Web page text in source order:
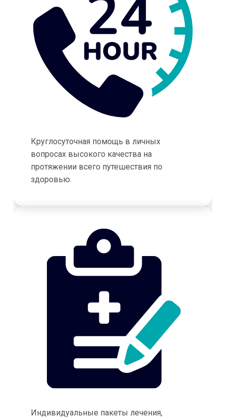
Круглосуточная помощь в личных
вопросах высокого качества на
протяжении всего путешествия по
здоровью.
Индивидуальные пакеты лечения,